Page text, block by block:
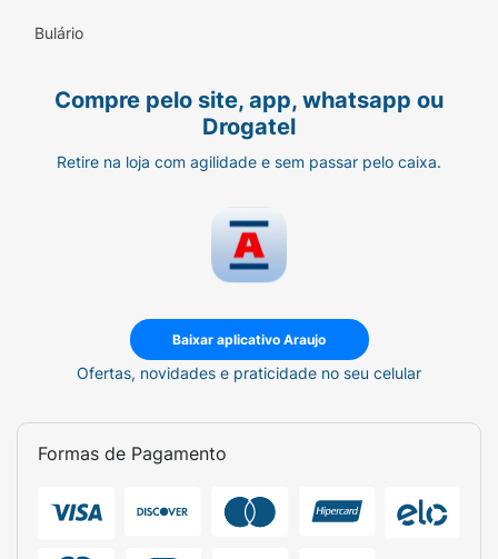
Bulário
Compre pelo site, app, whatsapp ou
Drogatel
Retire na loja com agilidade e sem passar pelo caixa.
Baixar aplicativo Araujo
Ofertas, novidades e praticidade no seu celular
Formas de Pagamento